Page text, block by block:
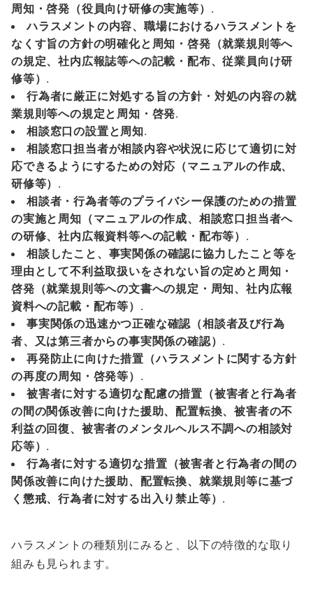
周知・啓発（役員向け研修の実施等） .
ハラスメントの内容、職場におけるハラスメントを
なくす旨の方針の明確化と周知・啓発（就業規則等へ
の規定、社内広報誌等への記載・配布、従業員向け研
修等） .
行為者に厳正に対処する旨の方針・対処の内容の就
業規則等への規定と周知・啓発.
相談窓口の設置と周知.
相談窓口担当者が相談内容や状況に応じて適切に対
応できるようにするための対応（マニュアルの作成、
研修等） .
相談者・行為者等のプライバシー保護のための措置
の実施と周知（マニュアルの作成、相談窓口担当者へ
の研修、社内広報資料等への記載・配布等） .
相談したこと、事実関係の確認に協力したこと等を
理由として不利益取扱いをされない旨の定めと周知・
啓発（就業規則等への文書への規定・周知、社内広報
資料への記載・配布等） .
事実関係の迅速かつ正確な確認（相談者及び行為
者、又は第三者からの事実関係の確認） .
再発防止に向けた措置（ハラスメントに関する方針
の再度の周知・啓発等） .
被害者に対する適切な配慮の措置（被害者と行為者
の間の関係改善に向けた援助、配置転換、被害者の不
利益の回復、被害者のメンタルヘルス不調への相談対
応等） .
行為者に対する適切な措置（被害者と行為者の間の
関係改善に向けた援助、配置転換、就業規則等に基づ
く懲戒、行為者に対する出入り禁止等） .
ハラスメントの種類別にみると、以下の特徴的な取り
組みも見られます。